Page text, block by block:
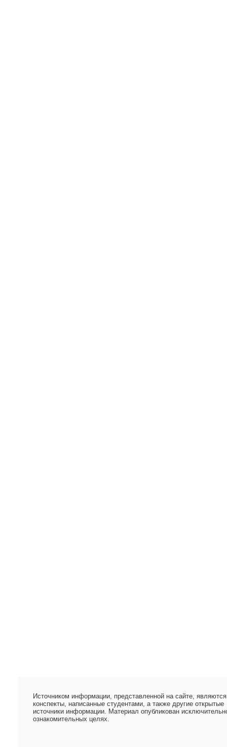
Источником информации, представленной на сайте, являются
конспекты, написанные студентами, а также другие открытые
источники информации. Материал опубликован
ознакомительных целях.